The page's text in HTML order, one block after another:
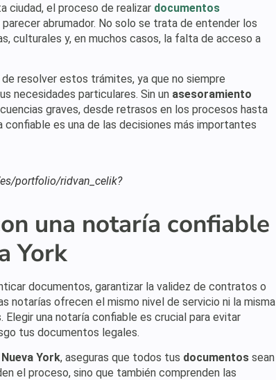
ciudad, el proceso de realizar documentos
parecer abrumador. No solo se trata de entender los
culturales y, en muchos casos, la falta de acceso a
resolver estos trámites, ya que no siempre
necesidades particulares. Sin un asesoramiento
graves, desde retrasos en los procesos hasta
es una de las decisiones más importantes
portfolio/ridvan_celik?
una notaría confiable
York
documentos, garantizar la validez de contratos o
notarías ofrecen el mismo nivel de servicio ni la misma
una notaría confiable es crucial para evitar
tus documentos legales.
Nueva York, aseguras que todos tus documentos sean
el proceso, sino que también comprenden las